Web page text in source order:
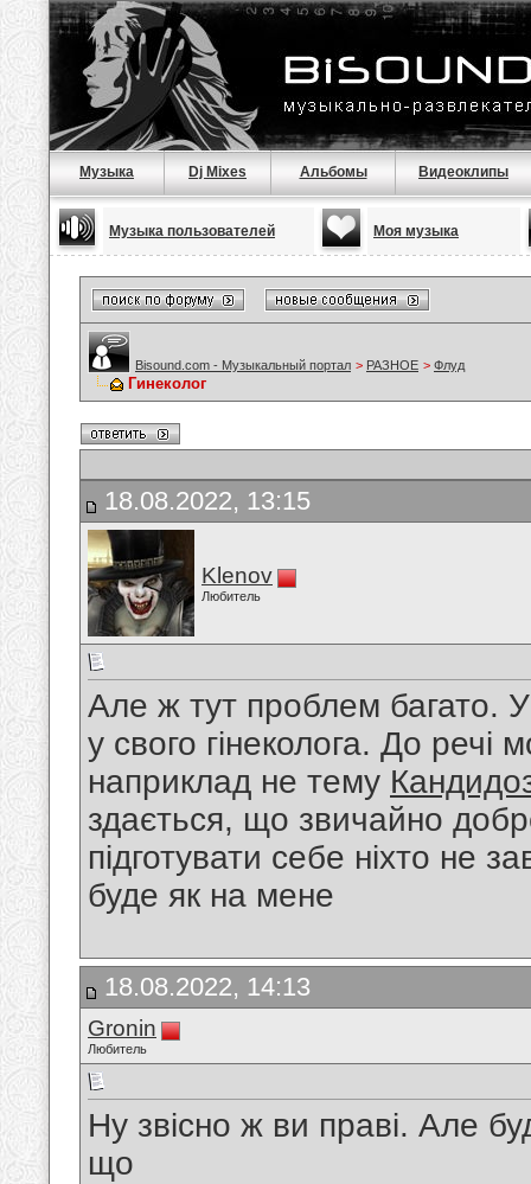
Музыка Dj Mixes Альбомы Видеоклипы
Музыка пользователей Моя музыка
Bisound.com - Музыкальный портал > РАЗНОЕ > Флуд
Гинеколог
18.08.2022, 13:15
Klenov
Любитель
Але ж тут проблем багато.
у свого гінеколога. До речі
наприклад не тему
здається, що звичайно
підготувати себе ніхто не
буде як на мене
18.08.2022, 14:13
Gronin
Любитель
Ну звісно ж ви праві. Але
що